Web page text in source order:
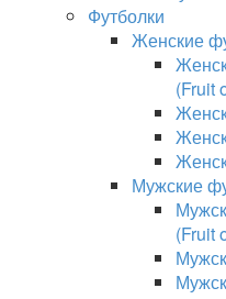
Футболки
Женские
(Fruit
Мужские
(Fruit